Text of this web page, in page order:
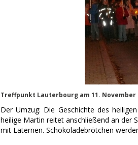
Treffpunkt Lauterbourg am 11. November
Der Umzug: Die Geschichte des
heilige Martin reitet anschließend an der
mit Laternen. Schokoladebrötchen